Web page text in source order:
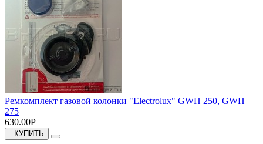
Ремкомплект газовой колонки "Electrolux" GWH 250, GWH
275
630.00Р
КУПИТЬ